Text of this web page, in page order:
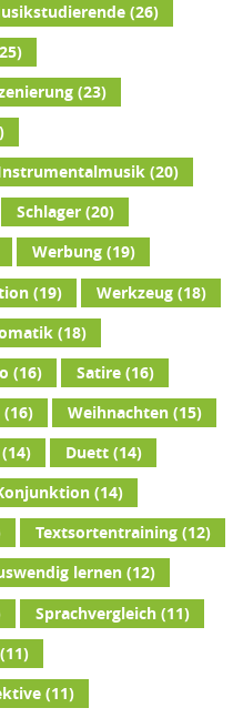
(26)
(23)
(20)
Schlager(20)
Werbung(19)
(19) Werkzeug(18)
(18)
(16) Satire(16)
(16) Weihnachten(15)
Duett(14)
(14)
Textsortentraining(12)
lernen(12)
Sprachvergleich(11)
(11)